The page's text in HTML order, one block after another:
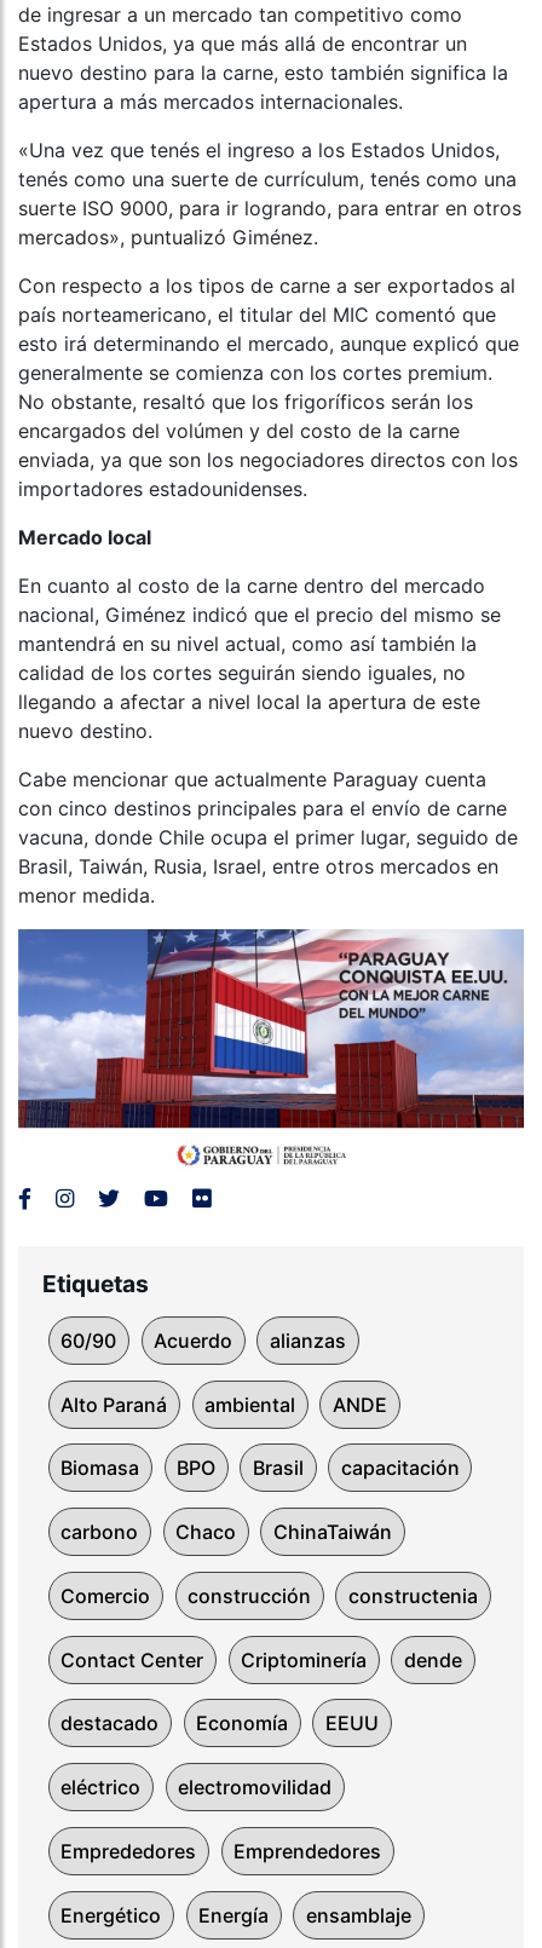
de ingresar a un mercado tan competitivo como
Estados Unidos, ya que más allá de encontrar un
nuevo destino para la carne, esto también significa la
apertura a más mercados internacionales.
«Una vez que tenés el ingreso a los Estados Unidos,
tenés como una suerte de currículum, tenés como una
suerte ISO 9000, para ir logrando, para entrar en otros
mercados», puntualizó Giménez.
Con respecto a los tipos de carne a ser exportados al
país norteamericano, el titular del MIC comentó que
esto irá determinando el mercado, aunque explicó que
generalmente se comienza con los cortes premium.
No obstante, resaltó que los frigoríficos serán los
encargados del volúmen y del costo de la carne
enviada, ya que son los negociadores directos con los
importadores estadounidenses.
Mercado local
En cuanto al costo de la carne dentro del mercado
nacional, Giménez indicó que el precio del mismo se
mantendrá en su nivel actual, como así también la
calidad de los cortes seguirán siendo iguales, no
llegando a afectar a nivel local la apertura de este
nuevo destino.
Cabe mencionar que actualmente Paraguay cuenta
con cinco destinos principales para el envío de carne
vacuna, donde Chile ocupa el primer lugar, seguido de
Brasil, Taiwán, Rusia, Israel, entre otros mercados en
menor medida.
Etiquetas
60/90 Acuerdo alianzas
Alto Paraná ambiental ANDE
Biomasa BPO Brasil capacitación
carbono Chaco ChinaTaiwán
Comercio construcción constructenia
Contact Center Criptominería dende
destacado Economía EEUU
eléctrico electromovilidad
Emprededores Emprendedores
Energético Energía ensamblaje